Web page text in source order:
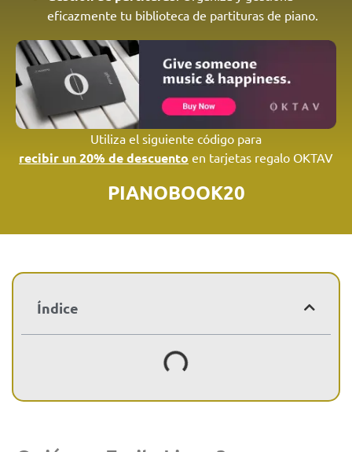
eficazmente tu biblioteca de partituras de piano.
Utiliza el siguiente código para
recibir un 20% de descuento en tarjetas regalo OKTAV
PIANOBOOK20
Índice